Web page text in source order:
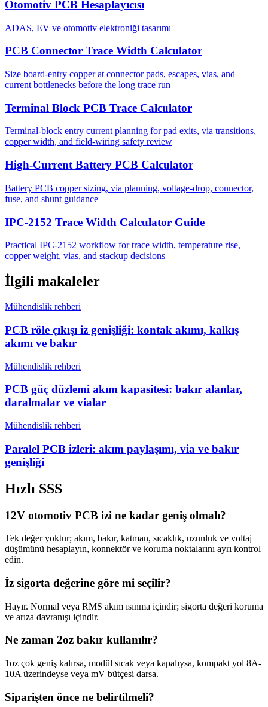
Otomotiv PCB Hesaplayıcısı
ADAS, EV ve otomotiv elektroniği tasarımı
PCB Connector Trace Width Calculator
Size board-entry copper at connector pads, escapes, vias, and
current bottlenecks before the long trace run
Terminal Block PCB Trace Calculator
Terminal-block entry current planning for pad exits, via transitions,
copper width, and field-wiring safety review
High-Current Battery PCB Calculator
Battery PCB copper sizing, via planning, voltage-drop, connector,
fuse, and shunt guidance
IPC-2152 Trace Width Calculator Guide
Practical IPC-2152 workflow for trace width, temperature rise,
copper weight, vias, and stackup decisions
İlgili makaleler
Mühendislik rehberi
PCB röle çıkışı iz genişliği: kontak akımı, kalkış
akımı ve bakır
Mühendislik rehberi
PCB güç düzlemi akım kapasitesi: bakır alanlar,
daralmalar ve vialar
Mühendislik rehberi
Paralel PCB izleri: akım paylaşımı, via ve bakır
genişliği
Hızlı SSS
12V otomotiv PCB izi ne kadar geniş olmalı?
Tek değer yoktur; akım, bakır, katman, sıcaklık, uzunluk ve voltaj
düşümünü hesaplayın, konnektör ve koruma noktalarını ayrı kontrol
edin.
İz sigorta değerine göre mi seçilir?
Hayır. Normal veya RMS akım ısınma içindir; sigorta değeri koruma
ve arıza davranışı içindir.
Ne zaman 2oz bakır kullanılır?
1oz çok geniş kalırsa, modül sıcak veya kapalıysa, kompakt yol 8A-
10A üzerindeyse veya mV bütçesi darsa.
Siparişten önce ne belirtilmeli?